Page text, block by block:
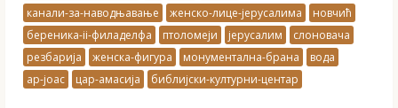
канали-за-наводњавање
женско-лице-јерусалима
новчић
береника-ii-филаделфа
птоломеји јерусалим
слоновача
резбарија
женска-фигура монументална-брана
вода
ар-јоас
цар-амасија библијски-културни-центар